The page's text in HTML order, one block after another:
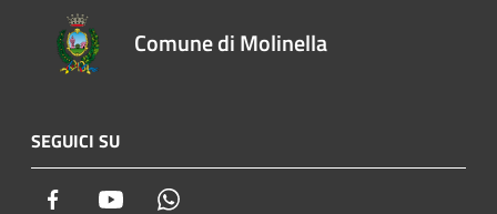
Comune di Molinella
SEGUICI SU
Facebook Youtube